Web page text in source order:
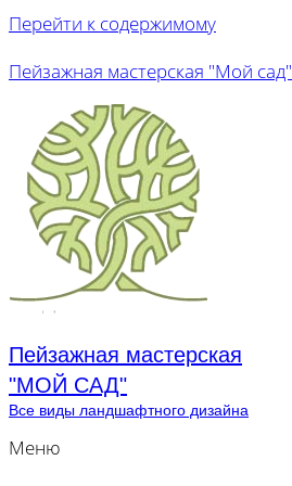
Перейти к содержимому
Пейзажная мастерская "Мой сад"
Пейзажная мастерская
"МОЙ САД"
Все виды ландшафтного дизайна
Меню